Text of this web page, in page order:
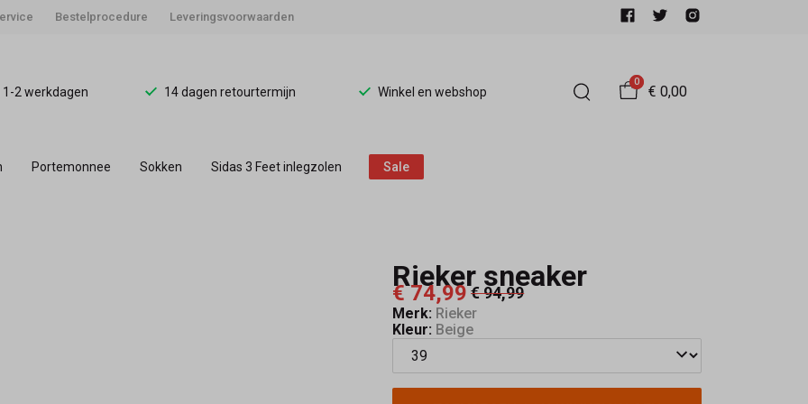
Bestelprocedure Leveringsvoorwaarden
1-2 werkdagen 14 dagen retourtermijn Winkel en webshop
0
€ 0,00
Portemonnee Sokken Sidas 3 Feet inlegzolen Sale
Rieker sneaker
€ 74,99€ 94,99
Merk: Rieker
Kleur: Beige